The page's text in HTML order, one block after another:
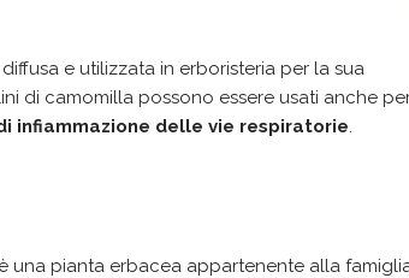
e utilizzata in erboristeria per la sua
di camomilla possono essere usati anche
infiammazione delle vie respiratorie.
una pianta erbacea appartenente alla